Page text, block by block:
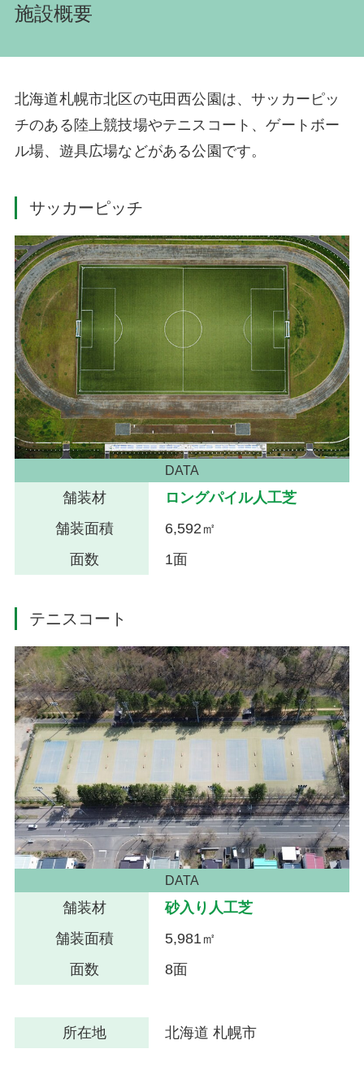
施設概要
北海道札幌市北区の屯田西公園は、サッカーピッ
チのある陸上競技場やテニスコート、ゲートボー
ル場、遊具広場などがある公園です。
サッカーピッチ
DATA
舗装材
ロングパイル人工芝
舗装面積
6,592㎡
面数
1面
テニスコート
DATA
舗装材
砂入り人工芝
舗装面積
5,981㎡
面数
8面
所在地 北海道 札幌市